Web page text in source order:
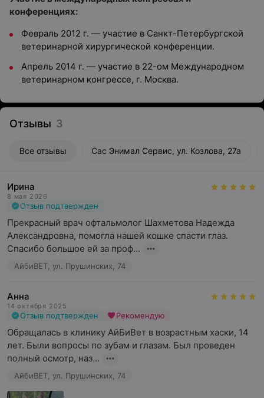
конференциях:
Февраль 2012 г. — участие в Санкт-Петербургской
ветеринарной хирургической конференции.
Апрель 2014 г. — участие в 22-ом Международном
ветеринарном конгрессе, г. Москва.
Отзывы 3
Все отзывы Сас Энимал Сервис, ул. Козлова, 27а
Ирина
8 мая 2026
Отзыв подтвержден
Прекрасный врач офтальмолог Шахметова Надежда
Александровна, помогла нашей кошке спасти глаз.
Спасибо большое ей за проф...
АйбиВЕТ, ул. Прушинских, 74
Анна
14 октября 2025
Отзыв подтвержден Рекомендую
Обращалась в клинику АйБиВет в возрастным хаски, 14
лет. Были вопросы по зубам и глазам. Был проведен
полный осмотр, наз...
АйбиВЕТ, ул. Прушинских, 74